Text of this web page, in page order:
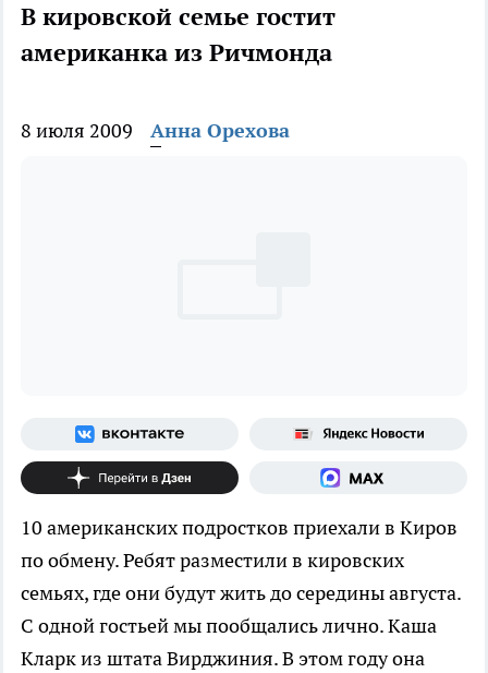
В кировской семье гостит
американка из Ричмонда
8 июля 2009 Анна Орехова
10 американских подростков приехали в Киров
по обмену. Ребят разместили в кировских
семьях, где они будут жить до середины августа.
С одной гостьей мы пообщались лично.Каша
Кларк из штата Вирджиния. В этом году она